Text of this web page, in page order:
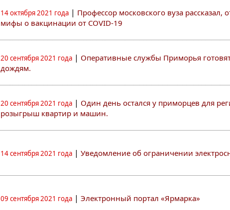
14 октября 2021 года | Профессор московского вуза рассказал,
мифы о вакцинации от COVID-19
20 сентября 2021 года | Оперативные службы Приморья
дождям.
20 сентября 2021 года | Один день остался у приморцев для
розыгрыш квартир и машин.
14 сентября 2021 года | Уведомление об ограничении
09 сентября 2021 года | Электронный портал «Ярмарка»